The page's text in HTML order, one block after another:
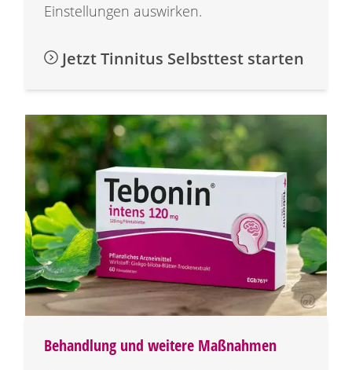
Einstellungen auswirken.
Jetzt Tinnitus Selbsttest starten
Behandlung und weitere Maßnahmen